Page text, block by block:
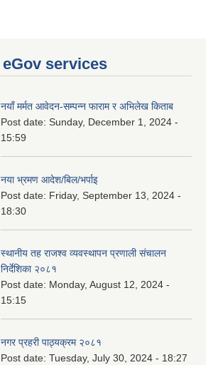
eGov services
नयाँ मर्मत आवेदन-सम्पन्न फाराम र अभिलेख किताब
Post date: Sunday, December 1, 2024 -
15:59
नया भ्रमण आदेश/बिल/भर्पाइ
Post date: Friday, September 13, 2024 -
18:30
स्थानीय तह राजश्व व्यवस्थापन प्रणाली संचालन
निर्देशिका २०८१
Post date: Monday, August 12, 2024 -
15:15
नगर प्रहरी पाठ्यक्रम २०८१
Post date: Tuesday, July 30, 2024 - 18:27